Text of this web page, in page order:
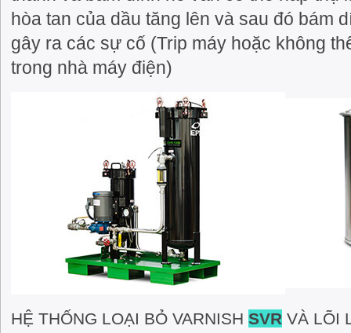
hòa tan của dầu tăng lên và sau đó bám
gây ra các sự cố (Trip máy hoặc không
trong nhà máy điện)
HỆ THỐNG LOẠI BỎ VARNISH SVR VÀ LÕI